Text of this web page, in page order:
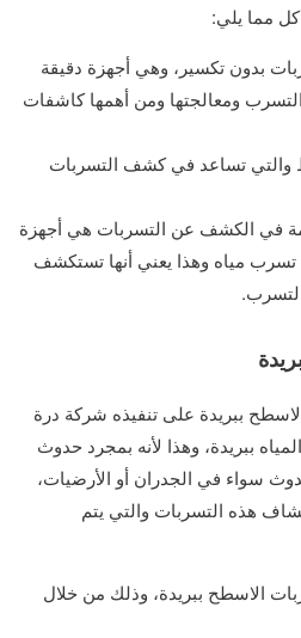
مما يلي:
بدون تكسير، وهي أجهزة دقيقة
ومعالجتها ومن أهمها كاشفات
والتي تساعد في كشف التسربات
في الكشف عن التسربات هي أجهزة
مياه وهذا يعني أنها تستكشف
ببريدة على تنفيذه شركة درة
ببريدة، وهذا لأنه بمجرد حدوث
سواء في الجدران أو الأرضيات،
هذه التسربات والتي يتم
الاسطح ببريدة، وذلك من خلال